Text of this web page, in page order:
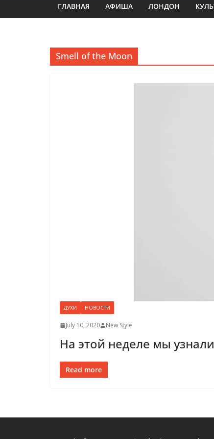
ГЛАВНАЯ АФИША ЛОНДОН
Smell of the Moon
ДУХИ НОВОСТИ
July 10, 2020 New Style
На этой неделе мы
Read more